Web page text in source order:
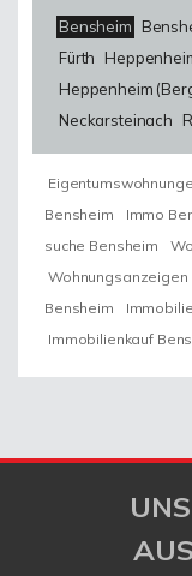
Bensheim
Fürth
Heppenheim
Neckarsteinach
Bensheim
Immo
suche Bensheim
Wohnungsanzeigen
Bensheim
Immobilienkauf